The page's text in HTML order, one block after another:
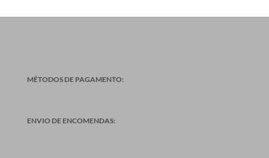
MÉTODOS DE PAGAMENTO:
ENVIO DE ENCOMENDAS: